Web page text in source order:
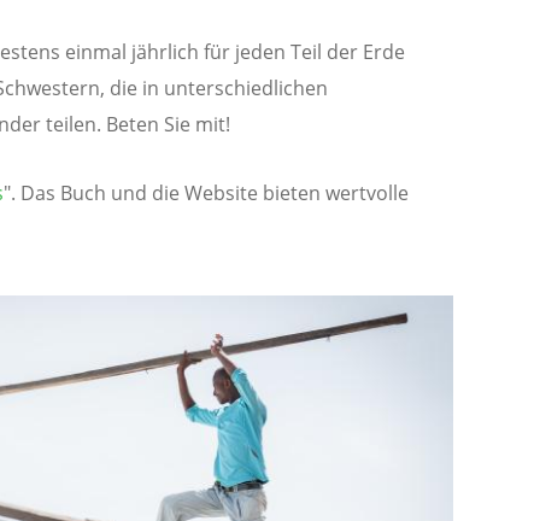
einmal jährlich für jeden Teil der Erde
die in unterschiedlichen
teilen. Beten Sie mit!
". Das Buch und die Website bieten wertvolle